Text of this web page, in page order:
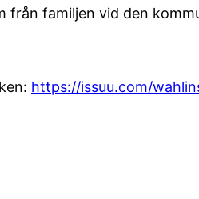
från familjen vid den
https://issuu.com/